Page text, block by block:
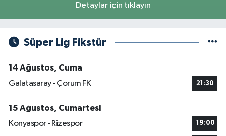
Detaylar için tıklayın
Süper Lig Fikstür
14 Ağustos, Cuma
Galatasaray - Çorum FK
21:30
15 Ağustos, Cumartesi
Konyaspor - Rizespor
19:00